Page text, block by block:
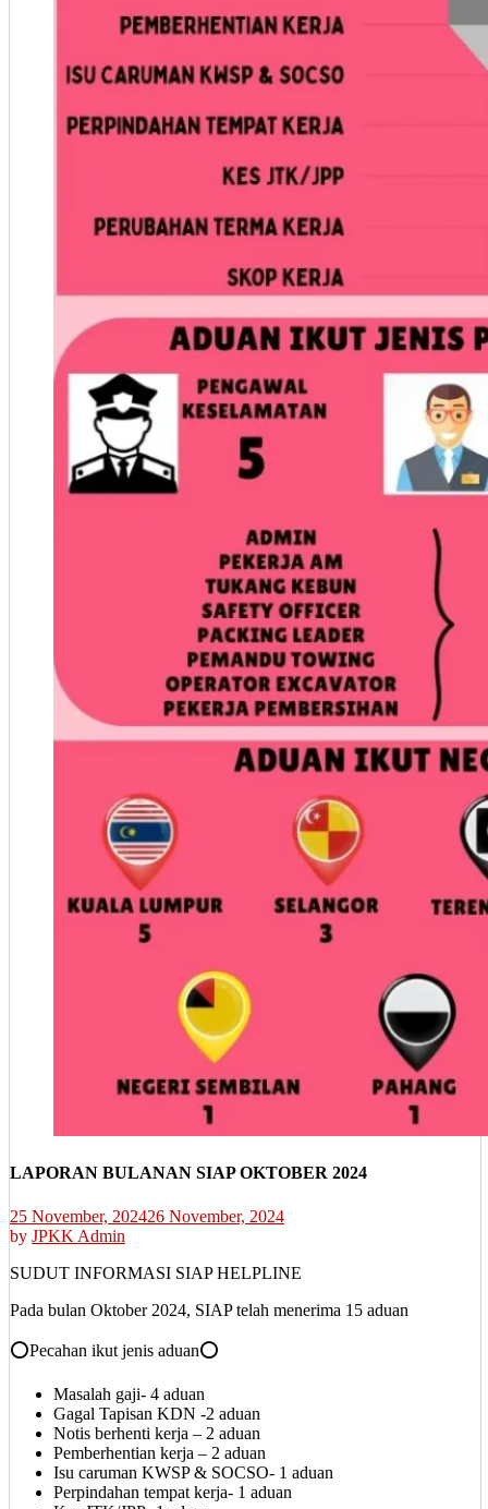
LAPORAN BULANAN SIAP OKTOBER 2024
25 November, 202426 November, 2024
by JPKK Admin
SUDUT INFORMASI SIAP HELPLINE
Pada bulan Oktober 2024, SIAP telah menerima 15 aduan
⭕Pecahan ikut jenis aduan⭕
Masalah gaji- 4 aduan
Gagal Tapisan KDN -2 aduan
Notis berhenti kerja – 2 aduan
Pemberhentian kerja – 2 aduan
Isu caruman KWSP & SOCSO- 1 aduan
Perpindahan tempat kerja- 1 aduan